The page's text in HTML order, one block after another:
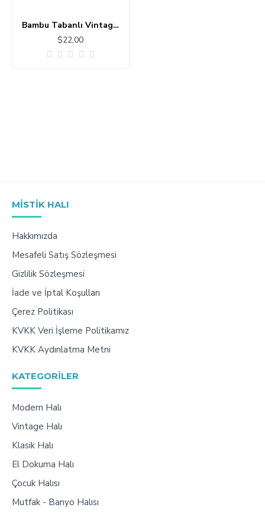
Bambu Tabanlı Vintage Halı MS434
$22,00
MISTIK HALI
Hakkımızda
Mesafeli Satış Sözleşmesi
Gizlilik Sözleşmesi
İade ve İptal Koşulları
Çerez Politikası
KVKK Veri İşleme Politikamız
KVKK Aydınlatma Metni
KATEGORILER
Modern Halı
Vintage Halı
Klasik Halı
El Dokuma Halı
Çocuk Halısı
Mutfak - Banyo Halısı